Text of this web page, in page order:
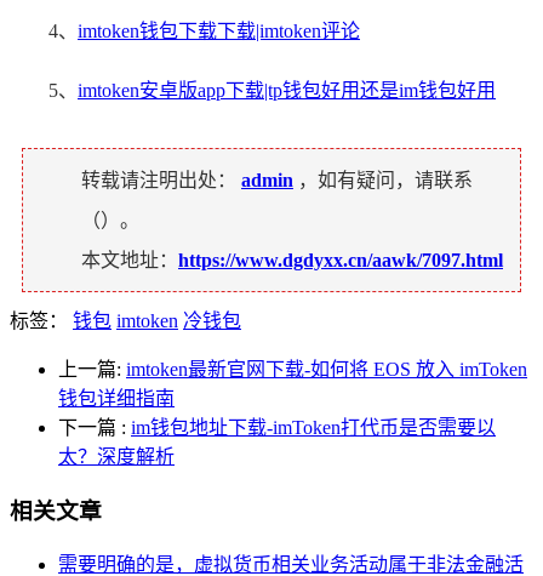
4、 imtoken钱包下载下载|imtoken评论
5、 imtoken安卓版app下载|tp钱包好用还是im钱包好用
转载请注明出处： admin ，如有疑问，请联系
（）。
本文地址： https://www.dgdyxx.cn/aawk/7097.html
标签： 钱包 imtoken 冷钱包
上一篇: imtoken最新官网下载-如何将 EOS 放入 imToken
钱包详细指南
下一篇 : im钱包地址下载-imToken打代币是否需要以
太？深度解析
相关文章
需要明确的是，虚拟货币相关业务活动属于非法金融活